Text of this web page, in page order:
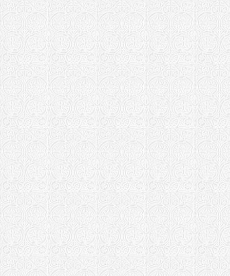
Московская
Храм
Борисо-
Храм
Борисо-
Храм
Храм
Муромская